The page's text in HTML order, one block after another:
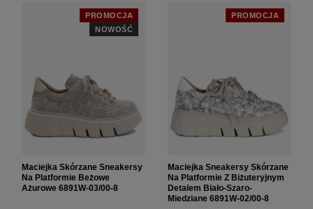
PROMOCJA
NOWOŚĆ
Maciejka Skórzane Sneakersy
Na Platformie Beżowe
Ażurowe 6891W-03/00-8
PROMOCJA
Maciejka Sneakersy Skórzane
Na Platformie Z Biżuteryjnym
Detalem Biało-Szaro-
Miedziane 6891W-02/00-8